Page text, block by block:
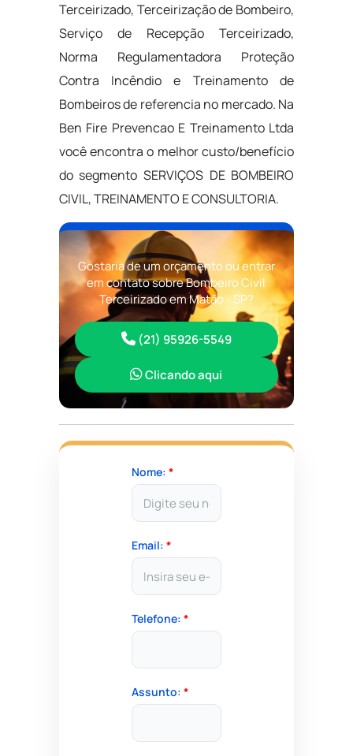
Terceirizado, Terceirização de Bombeiro,
Serviço de Recepção Terceirizado,
Norma Regulamentadora Proteção
Contra Incêndio e Treinamento de
Bombeiros de referencia no mercado. Na
Ben Fire Prevencao E Treinamento Ltda
você encontra o melhor custo/benefício
do segmento SERVIÇOS DE BOMBEIRO
CIVIL, TREINAMENTO E CONSULTORIA.
Gostaria de um orçamento ou entrar
em contato sobre Bombeiro Civil
Terceirizado em Matão - SP?
(21) 95926-5549
Clicando aqui
Nome: *
Email: *
Telefone: *
Assunto: *